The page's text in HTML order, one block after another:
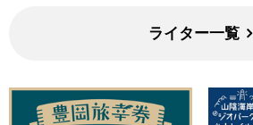
ライター一覧